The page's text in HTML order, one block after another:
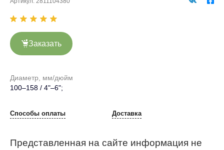
Заказать
Диаметр, мм/дюйм
100–158 / 4"–6";
Способы оплаты Доставка
Представленная на сайте информация не